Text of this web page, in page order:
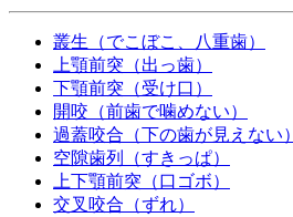
叢生（でこぼこ、八重歯）
上顎前突（出っ歯）
下顎前突（受け口）
開咬（前歯で噛めない）
過蓋咬合（下の歯が見えない）
空隙歯列（すきっぱ）
上下顎前突（口ゴボ）
交叉咬合（ずれ）